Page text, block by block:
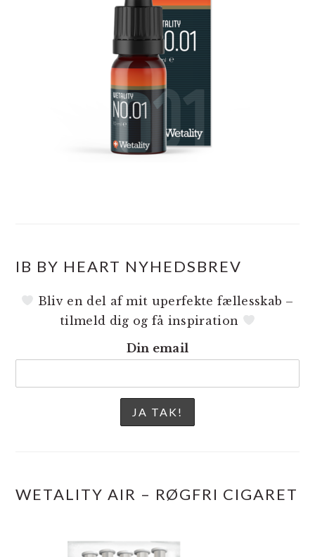
IB BY HEART NYHEDSBREV
Bliv en del af mit uperfekte fællesskab –
tilmeld dig og få inspiration
Din email
WETALITY AIR – RØGFRI CIGARET